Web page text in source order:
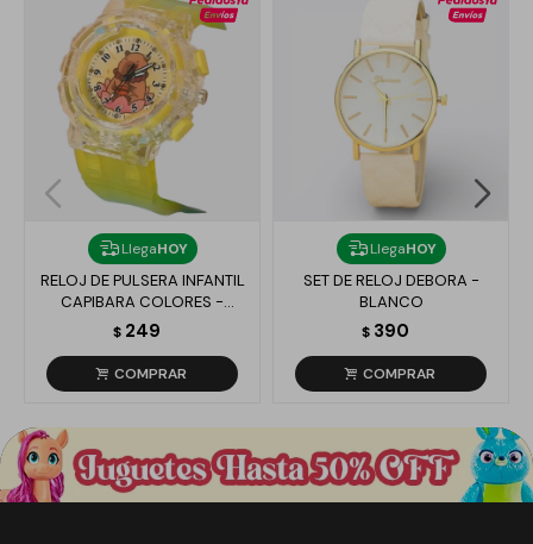
LlegaHOY
RELOJ DE PULSERA INFANTIL
CAPIBARA COLORES -
AMARILLO
$ 249
LlegaHOY
SET DE RELOJ DEBORA -
BLANCO
$ 390